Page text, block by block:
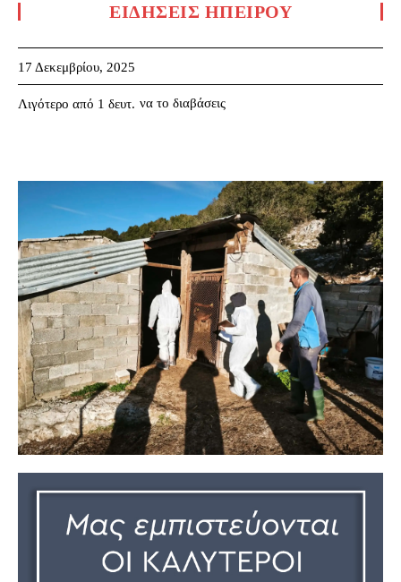
ΕΙΔΉΣΕΙΣ ΗΠΕΊΡΟΥ
17 Δεκεμβρίου, 2025
Λιγότερο από 1 δευτ. να το διαβάσεις